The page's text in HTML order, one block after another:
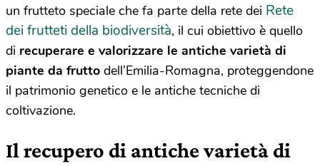
un frutteto speciale che fa parte della rete dei Rete
dei frutteti della biodiversità, il cui obiettivo è quello
di recuperare e valorizzare le antiche varietà di
piante da frutto dell’Emilia-Romagna, proteggendone
il patrimonio genetico e le antiche tecniche di
coltivazione.
Il recupero di antiche varietà di